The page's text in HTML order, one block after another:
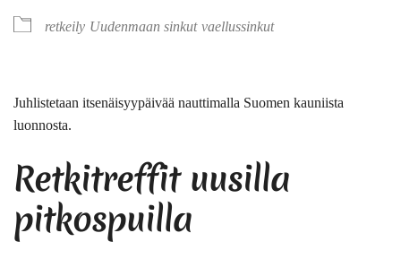
retkeily Uudenmaan sinkut vaellussinkut
Juhlistetaan itsenäisyypäivää nauttimalla Suomen kauniista
luonnosta.
Retkitreffit uusilla
pitkospuilla